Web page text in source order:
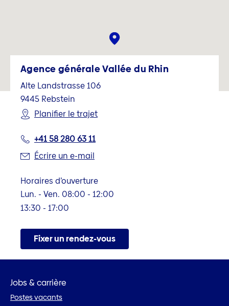
Agence générale Vallée du Rhin
Alte Landstrasse 106
9445 Rebstein
Planifier le trajet
+41 58 280 63 11
Écrire un e-mail
Horaires d’ouverture
Lun. - Ven. 08:00 - 12:00
13:30 - 17:00
Fixer un rendez-vous
Jobs & carrière
Postes vacants